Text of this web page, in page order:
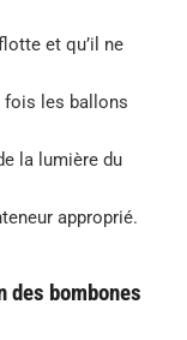
et qu’il ne
fois les ballons
la lumière du
approprié.
des bombones